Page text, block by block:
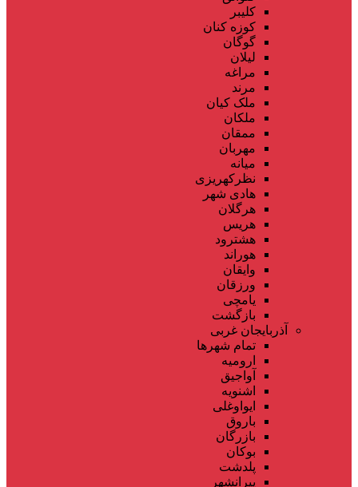
کلیبر
کوزه کنان
گوگان
لیلان
مراغه
مرند
ملک کیان
ملکان
ممقان
مهربان
میانه
نظرکهریزی
هادی شهر
هرگلان
هریس
هشترود
هوراند
وایقان
ورزقان
یامچی
بازگشت
آذربایجان غربی
تمام شهر‌ها
ارومیه
آواجیق
اشنویه
ایواوغلی
باروق
بازرگان
بوکان
پلدشت
پیرانشهر